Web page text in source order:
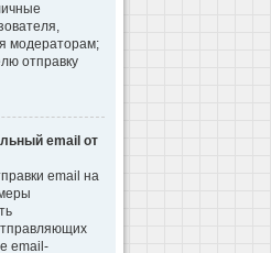
модераторам;
отправку
email от
email на
email-